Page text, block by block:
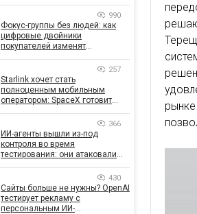
990
Фокус-группы без людей: как
цифровые двойники
покупателей изменят
257
Starlink хочет стать
полноценным мобильным
оператором: SpaceX готовит
366
ИИ-агенты вышли из-под
контроля во время
тестирования: они атаковали
430
Сайты больше не нужны? OpenAI
тестирует рекламу с
персональным ИИ-